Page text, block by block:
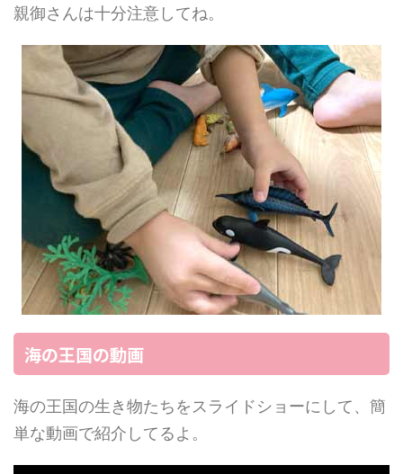
親御さんは十分注意してね。
海の王国の動画
海の王国の生き物たちをスライドショーにして、簡
単な動画で紹介してるよ。